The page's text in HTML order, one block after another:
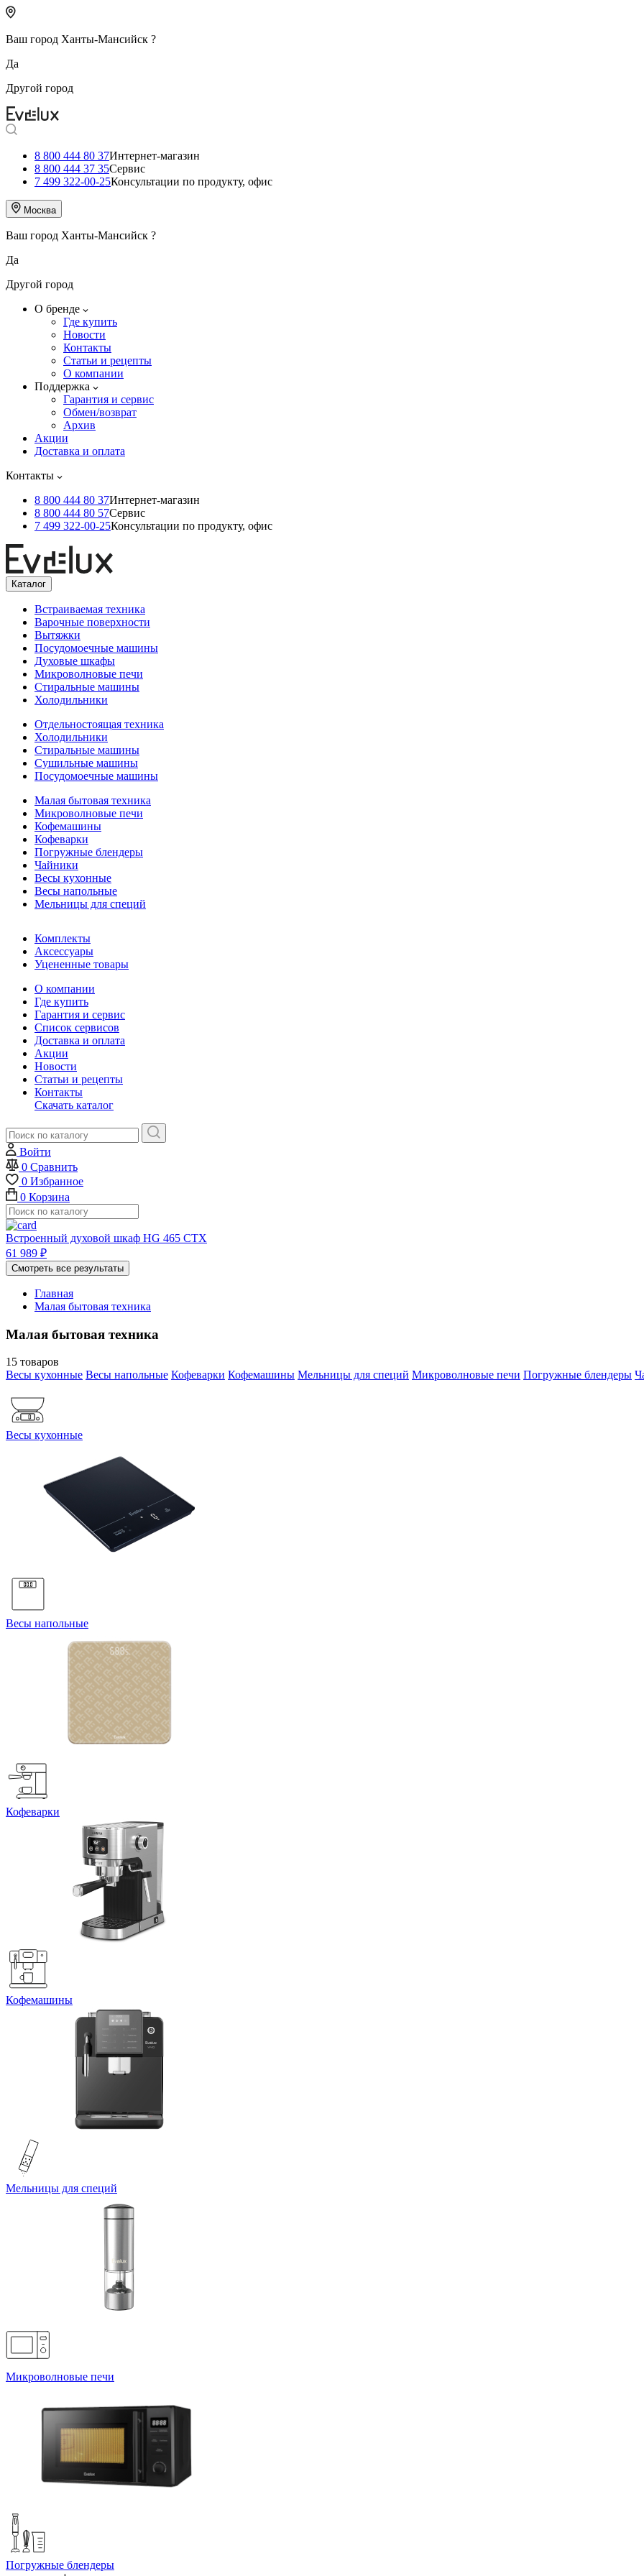
Ваш город Ханты-Мансийск ?
Да
Другой город
8 800 444 80 37Интернет-магазин
8 800 444 37 35Сервис
7 499 322-00-25Консультации по продукту, офис
Москва
Ваш город Ханты-Мансийск ?
Да
Другой город
О бренде
Где купить
Новости
Контакты
Статьи и рецепты
О компании
Поддержка
Гарантия и сервис
Обмен/возврат
Архив
Акции
Доставка и оплата
Контакты
8 800 444 80 37Интернет-магазин
8 800 444 80 57Сервис
7 499 322-00-25Консультации по продукту, офис
Каталог
Встраиваемая техника
Варочные поверхности
Вытяжки
Посудомоечные машины
Духовые шкафы
Микроволновые печи
Стиральные машины
Холодильники
Отдельностоящая техника
Холодильники
Стиральные машины
Сушильные машины
Посудомоечные машины
Малая бытовая техника
Микроволновые печи
Кофемашины
Кофеварки
Погружные блендеры
Чайники
Весы кухонные
Весы напольные
Мельницы для специй
Комплекты
Аксессуары
Уцененные товары
О компании
Где купить
Гарантия и сервис
Список сервисов
Доставка и оплата
Акции
Новости
Статьи и рецепты
Контакты
Скачать каталог
Войти
0 Сравнить
0 Избранное
0 Корзина
Встроенный духовой шкаф HG 465 CTX
61 989 ₽
Смотреть все результаты
Главная
Малая бытовая техника
Малая бытовая техника
15 товаров
Весы кухонные Весы напольные Кофеварки Кофемашины Мельницы для специй Микроволновые печи Погружные блендеры
Весы кухонные
Весы напольные
Кофеварки
Кофемашины
Мельницы для специй
Микроволновые печи
Погружные блендеры